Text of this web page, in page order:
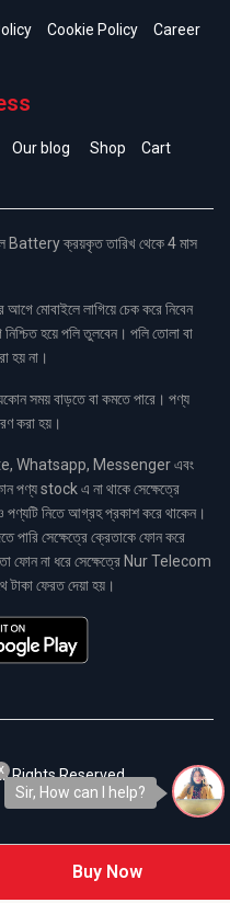
Cookie Policy Career
Our blog Shop Cart
ক্রয়কৃত তারিখ থেকে 4 মাস
মোবাইলে লাগিয়ে চেক করে নিবেন
হয়ে পলি তুলবেন। পলি তোলা বা
হয় না।
সময় বাড়তে বা কমতে পারে। পণ্য
করা হয়।
Whatsapp, Messenger এবং
পণ্য stock এ না থাকে সেক্ষেত্রে
নিতে আগ্রহ প্রকাশ করে থাকেন।
পারি সেক্ষেত্রে ক্রেতাকে ফোন করে
ফোন না ধরে সেক্ষেত্রে Nur Telecom
টাকা ফেরত দেয়া হয়।
Rights Reserved.
Buy Now
Sir, How can I help?